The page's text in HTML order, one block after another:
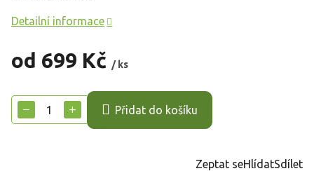
od 699 Kč / ks
cena:
+
− Přidat do košíku
Detailní informace
Zeptat seHlídatSdílet